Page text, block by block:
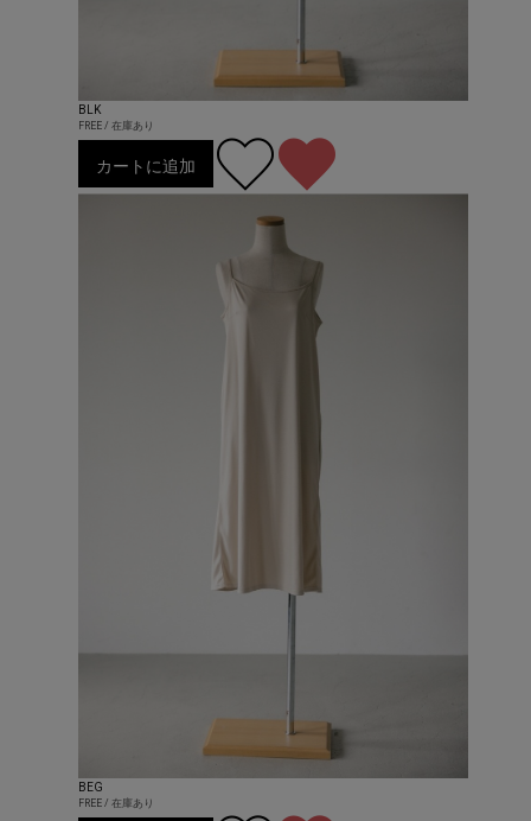
BLK
FREE / 在庫あり
カートに追加
BEG
FREE / 在庫あり